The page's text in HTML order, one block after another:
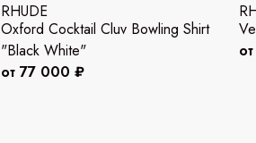
RHUDE
Oxford Cocktail Cluv Bowling Shirt
"Black White"
от 77 000 ₽